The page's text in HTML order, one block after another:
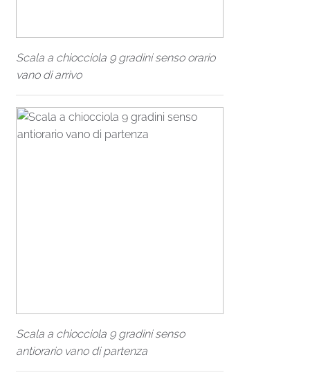
Scala a chiocciola 9 gradini senso orario
vano di arrivo
Scala a chiocciola 9 gradini senso
antiorario vano di partenza